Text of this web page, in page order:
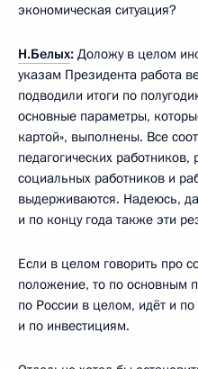
экономическая ситуация?
Н.Белых: Доложу в целом
указам Президента работа
подводили итоги по
основные параметры,
картой», выполнены. Все
педагогических
социальных работников и
выдерживаются. Надеюсь,
и по концу года также эти
Если в целом говорить про
положение, то по основным
по России в целом, идёт и
и по инвестициям.